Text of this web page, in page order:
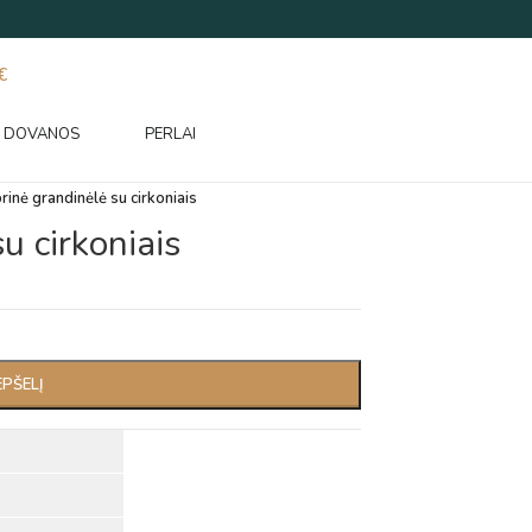
DOVANOS PERLAI
grandinėlė su cirkoniais
cirkoniais